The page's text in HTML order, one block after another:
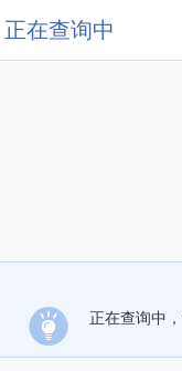
正在查询中
正在查询中